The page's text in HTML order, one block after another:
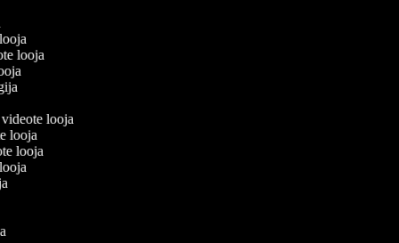
looja
videote looja
looja
looja